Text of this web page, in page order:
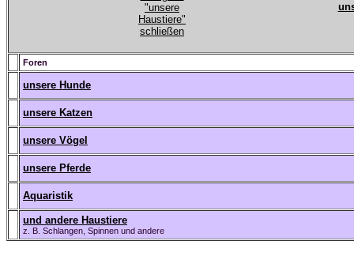
Foren
unsere Hunde
unsere Katzen
unsere Vögel
unsere Pferde
Aquaristik
und andere Haustiere
z. B. Schlangen, Spinnen und andere